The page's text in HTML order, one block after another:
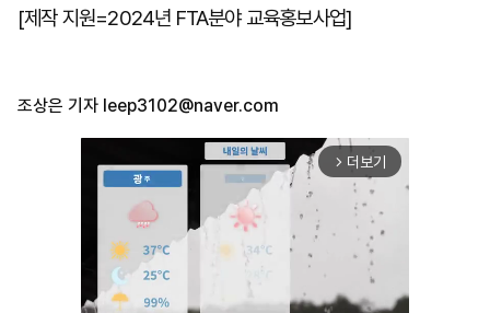
[제작 지원=2024년 FTA분야 교육홍보사업]
조상은 기자 leep3102@naver.com
arrow_forward_ios 더보기